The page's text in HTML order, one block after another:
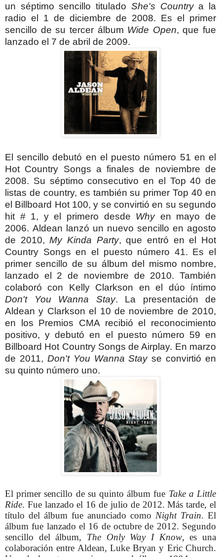
un séptimo sencillo titulado She's Countrya la
radio el 1 de diciembre de 2008. Es el primer
sencillo de su tercer álbum Wide Open, que fue
lanzado el 7 de abril de 2009.
El sencillo debutó en el puesto número 51 en el
Hot Country Songs a finales de noviembre de
2008. Su séptimo consecutivo en el Top 40 de
listas de country, es también su primer Top 40 en
el Billboard Hot 100, y se convirtió en su segundo
hit # 1, y el primero desde Whyen mayo de
2006. Aldean lanzó un nuevo sencillo en agosto
de 2010, My Kinda Party, que entró en el Hot
Country Songs en el puesto número 41. Es el
primer sencillo de su álbum del mismo nombre,
lanzado el 2 de noviembre de 2010. También
colaboró con Kelly Clarkson en el dúo íntimo
Don't You Wanna Stay. La presentación de
Aldean y Clarkson el 10 de noviembre de 2010,
en los Premios CMA recibió el reconocimiento
positivo, y debutó en el puesto número 59 en
Billboard Hot Country Songs de Airplay. En marzo
de 2011, Don't You Wanna Stayse convirtió en
su quinto número uno.
El primer sencillo de su quinto álbum fue Take a Little
Ride. Fue lanzado el 16 de julio de 2012. Más tarde, el
título del álbum fue anunciado como Night Train. El
álbum fue lanzado el 16 de octubre de 2012. Segundo
sencillo del álbum, The Only Way I Know, es una
colaboración entre Aldean, Luke Bryan y Eric Church.